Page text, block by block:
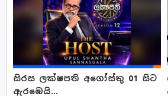
සිරස ලක්ෂපති අගෝස්තු 01 සිට
ඇරඹෙයි...